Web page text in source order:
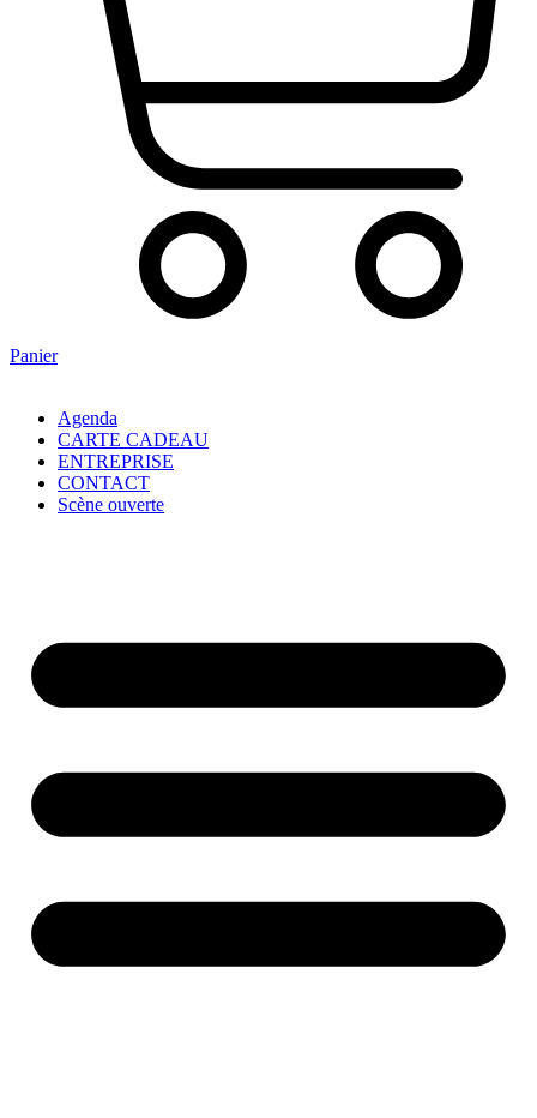
Panier
Agenda
CARTE CADEAU
ENTREPRISE
CONTACT
Scène ouverte